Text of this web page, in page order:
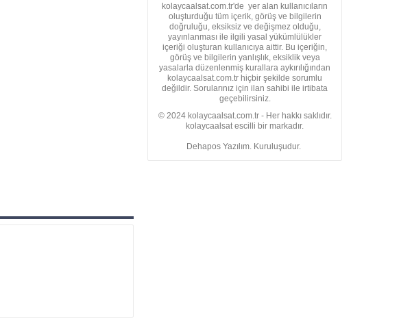
kolaycaalsat.com.tr'de yer alan kullanıcıların
oluşturduğu tüm içerik, görüş ve bilgilerin
doğruluğu, eksiksiz ve değişmez olduğu,
yayınlanması ile ilgili yasal yükümlülükler
içeriği oluşturan kullanıcıya aittir. Bu içeriğin,
görüş ve bilgilerin yanlışlık, eksiklik veya
yasalarla düzenlenmiş kurallara aykırılığından
kolaycaalsat.com.tr hiçbir şekilde sorumlu
değildir. Sorularınız için ilan sahibi ile irtibata
geçebilirsiniz.
© 2024 kolaycaalsat.com.tr - Her hakkı saklıdır.
kolaycaalsat escilli bir markadır.
Dehapos Yazılım. Kuruluşudur.